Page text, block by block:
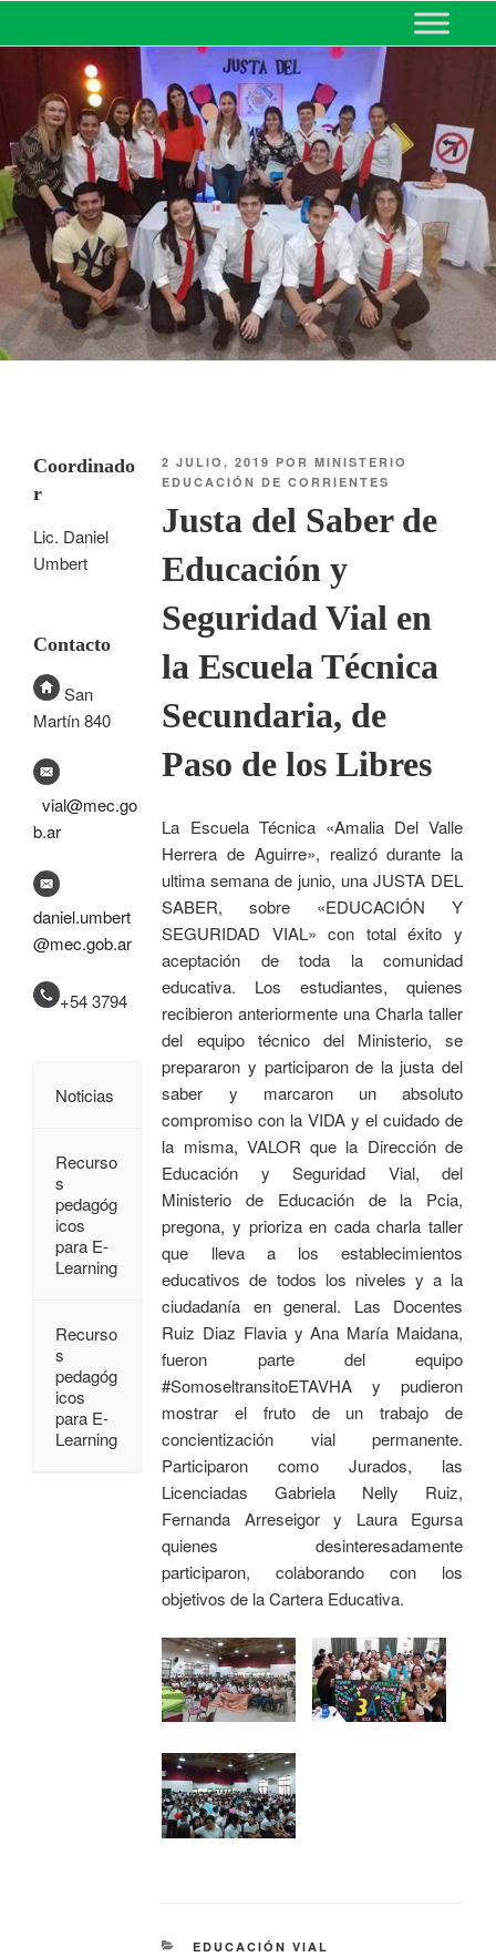
MINISTERIO DE EDUCACIÓN
DE CORRIENTES
2 JULIO, 2019 PORMINISTERIO
EDUCACIÓN DE CORRIENTES
Justa del Saber de
Educación y
Seguridad Vial en
la Escuela Técnica
Secundaria, de
Paso de los Libres
La Escuela Técnica «Amalia Del Valle
Herrera de Aguirre», realizó durante la
ultima semana de junio, una JUSTA DEL
SABER, sobre «EDUCACIÓN Y
SEGURIDAD VIAL» con total éxito y
aceptación de toda la comunidad
educativa. Los estudiantes, quienes
recibieron anteriormente una Charla taller
del equipo técnico del Ministerio, se
prepararon y participaron de la justa del
saber y marcaron un absoluto
compromiso con la VIDA y el cuidado de
la misma, VALOR que la Dirección de
Educación y Seguridad Vial, del
Ministerio de Educación de la Pcia,
pregona, y prioriza en cada charla taller
que lleva a los establecimientos
educativos de todos los niveles y a la
ciudadanía en general. Las Docentes
Ruiz Diaz Flavia y Ana María Maidana,
fueron parte del equipo
#SomoseltransitoETAVHA y pudieron
mostrar el fruto de un trabajo de
concientización vial permanente.
Participaron como Jurados, las
Licenciadas Gabriela Nelly Ruiz,
Fernanda Arreseigor y Laura Egursa
quienes desinteresadamente
participaron, colaborando con los
objetivos de la Cartera Educativa.
EDUCACIÓN VIAL
Coordinado
r
Lic. Daniel
Umbert
Contacto
San
Martín 840
vial@mec.go
b.ar
daniel.umbert
@mec.gob.ar
+54 3794
Noticias
Recurso
s
pedagóg
icos
para E-
Learning
Recurso
s
pedagóg
icos
para E-
Learning